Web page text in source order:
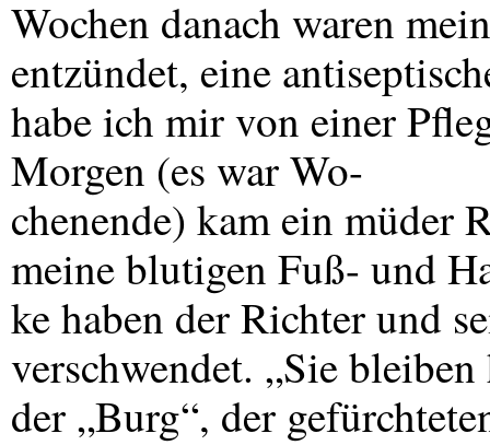
Wochen danach waren
entzündet, eine
habe ich mir von einer
Morgen (es war Wo-
chenende) kam ein müder
meine blutigen Fuß- und
ke haben der Richter und
verschwendet. „Sie
der „Burg“, der